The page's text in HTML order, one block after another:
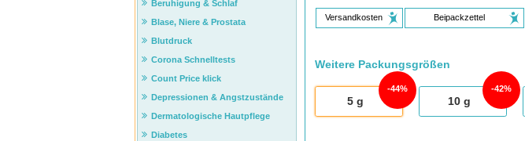
Versandkosten Beipackzettel
Weitere Packungsgrößen
5 g
44%
10 g
42%
Beruhigung & Schlaf
Blase, Niere & Prostata
Blutdruck
Corona Schnelltests
Count Price klick
Depressionen & Angstzustände
Dermatologische Hautpflege
Diabetes